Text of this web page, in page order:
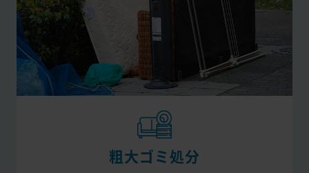
粗大ゴミ処分